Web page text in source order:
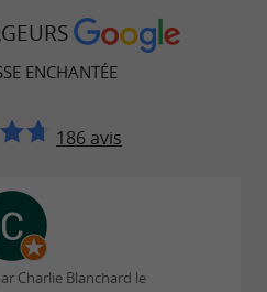
ENCHANTÉE
186 avis
Charlie Blanchard le